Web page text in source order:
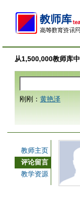
从1,500,000教师库
刚刚： 黄艳泽
教师主页
评论留言
教学资源